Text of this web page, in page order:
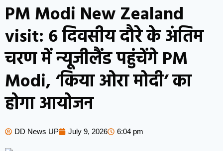
PM Modi New Zealand
visit: 6 दिवसीय दौरे के अंतिम
चरण में न्यूजीलैंड पहुंचेंगे PM
Modi, ‘किया ओरा मोदी’ का
होगा आयोजन
DD News UP July 9, 2026 6:04 pm